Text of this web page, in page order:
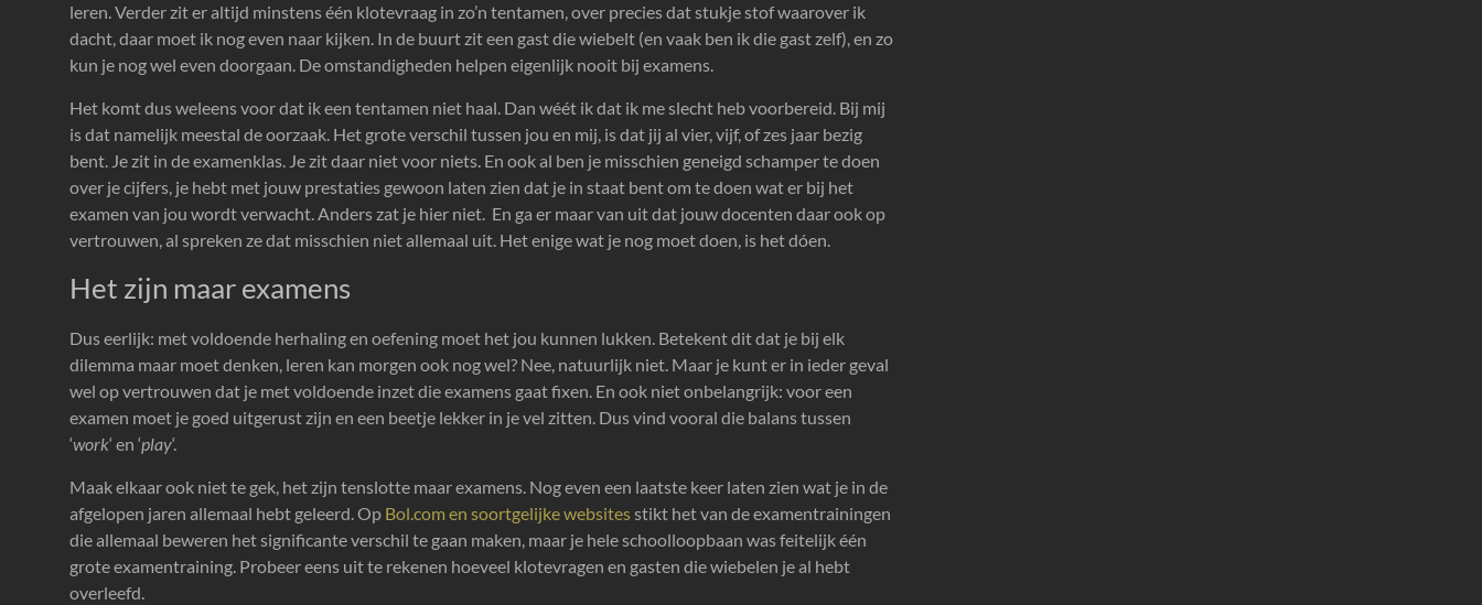
leren. Verder zit er altijd minstens één klotevraag in zo’n tentamen, over precies dat stukje stof waarover ik
dacht, daar moet ik nog even naar kijken. In de buurt zit een gast die wiebelt (en vaak ben ik die gast zelf), en zo
kun je nog wel even doorgaan. De omstandigheden helpen eigenlijk nooit bij examens.
Het komt dus weleens voor dat ik een tentamen niet haal. Dan wéét ik dat ik me slecht heb voorbereid. Bij mij
is dat namelijk meestal de oorzaak. Het grote verschil tussen jou en mij, is dat jij al vier, vijf, of zes jaar bezig
bent. Je zit in de examenklas. Je zit daar niet voor niets. En ook al ben je misschien geneigd schamper te doen
over je cijfers, je hebt met jouw prestaties gewoon laten zien dat je in staat bent om te doen wat er bij het
examen van jou wordt verwacht. Anders zat je hier niet. En ga er maar van uit dat jouw docenten daar ook op
vertrouwen, al spreken ze dat misschien niet allemaal uit. Het enige wat je nog moet doen, is het dóen.
Het zijn maar examens
Dus eerlijk: met voldoende herhaling en oefening moet het jou kunnen lukken. Betekent dit dat je bij elk
dilemma maar moet denken, leren kan morgen ook nog wel? Nee, natuurlijk niet. Maar je kunt er in ieder geval
wel op vertrouwen dat je met voldoende inzet die examens gaat fixen. En ook niet onbelangrijk: voor een
examen moet je goed uitgerust zijn en een beetje lekker in je vel zitten. Dus vind vooral die balans tussen
‘work‘ en ‘play‘.
Maak elkaar ook niet te gek, het zijn tenslotte maar examens. Nog even een laatste keer laten zien wat je in de
afgelopen jaren allemaal hebt geleerd. Op Bol.com en soortgelijke websitesstikt het van de examentrainingen
die allemaal beweren het significante verschil te gaan maken, maar je hele schoolloopbaan was feitelijk één
grote examentraining. Probeer eens uit te rekenen hoeveel klotevragen en gasten die wiebelen je al hebt
overleefd.